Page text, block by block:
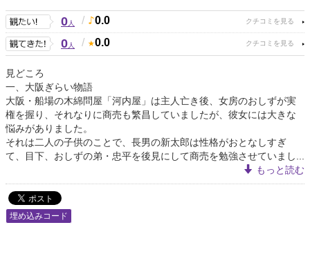
0人 / 0.0
0人 / 0.0
見どころ
一、大阪ぎらい物語
大阪・船場の木綿問屋「河内屋」は主人亡き後、女房のおしずが実
権を握り、それなりに商売も繁昌していましたが、彼女には大きな
悩みがありました。
それは二人の子供のことで、長男の新太郎は性格がおとなしすぎ
て、目下、おしずの弟・忠平を後見にして商売を勉強させていまし...
もっと読む
埋め込みコード